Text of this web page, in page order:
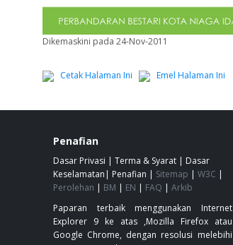
Dikemaskini pada 24-Nov-2011
Cetak Halaman Ini Emel Halaman Ini
Penafian
Dasar Privasi | Terma & Syarat | Dasar
Keselamatan | Penafian | Sitemap | W3C |
Perolehan | BM | EN | FAQ | Arkib
Paparan terbaik menggunakan Internet
Explorer 9 ke atas ,Mozilla Firefox atau
Google Chrome, dengan resolusi melebihi